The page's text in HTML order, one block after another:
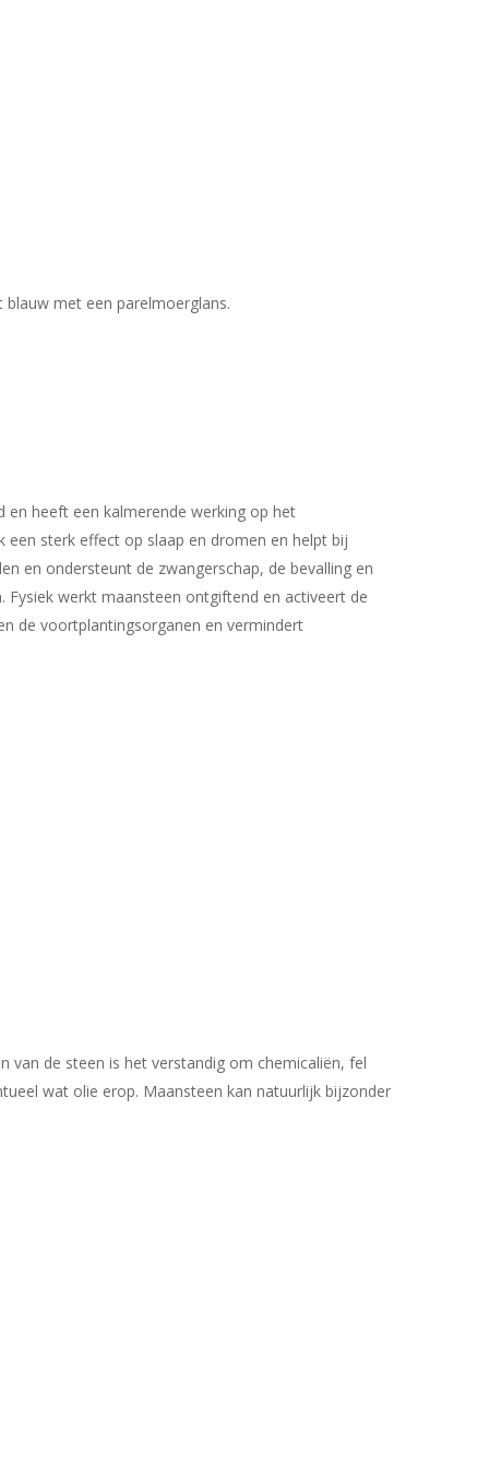
met een parelmoerglans.
heeft een kalmerende werking op het
een sterk effect op slaap en dromen en helpt bij
en ondersteunt de zwangerschap, de bevalling en
werkt maansteen ontgiftend en activeert de
de voortplantingsorganen en vermindert
van de steen is het verstandig om chemicaliën, fel
wat olie erop. Maansteen kan natuurlijk bijzonder